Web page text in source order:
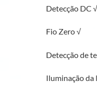
Detecção DC √
Fio Zero √
Detecção de
Iluminação da